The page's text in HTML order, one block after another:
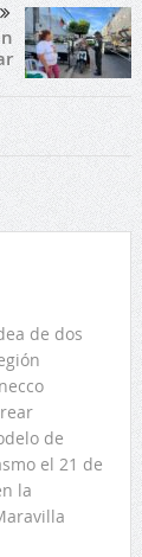
de dos
de
el 21 de
la